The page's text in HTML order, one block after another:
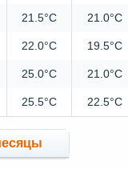
21.5°C 21.0°C
22.0°C 19.5°C
25.0°C 21.0°C
25.5°C 22.5°C